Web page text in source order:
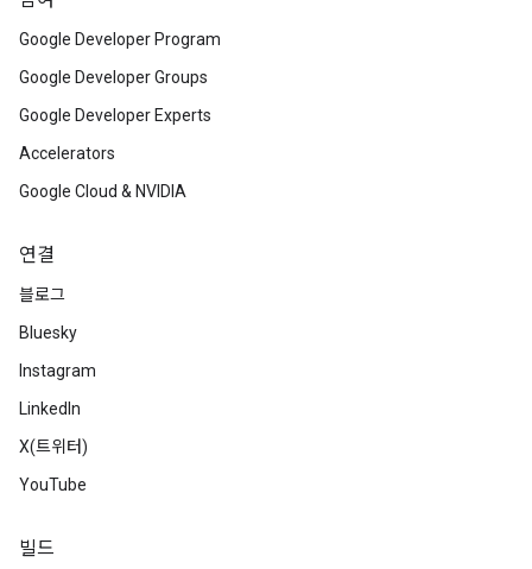
Google Developer Program
Google Developer Groups
Google Developer Experts
Accelerators
Google Cloud & NVIDIA
연결
블로그
Bluesky
Instagram
LinkedIn
X(트위터)
YouTube
빌드